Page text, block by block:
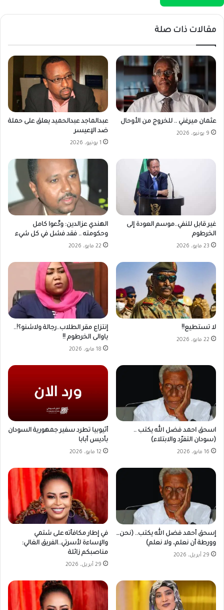
مقالات ذات صلة
عثمان ميرغني .. للخروج من الأوحال
9 يونيو، 2026
عبدالماجد عبدالحميد يعلق على حملة
ضد الإعيسر
1 يونيو، 2026
غير قابل للنفي..موسم العودة إلى
الخرطوم
23 مايو، 2026
الهندي عزالدين: ودِّعوا كامل
وحكومته .. فقد فشل في كل شيء
22 مايو، 2026
لا تستطيع!!
22 مايو، 2026
إنتزاع مقر الطلاب..رجالة ولاشنو؟!..
ياوالى الخرطوم !!
18 مايو، 2026
اسحق احمد فضل الله يكتب ..
(سودان التفرّد والابتلاء)
16 مايو، 2026
أثيوبيا تطرد سفير جمهورية السودان
بأديس أبابا
12 مايو، 2026
إسحق أحمد فضل الله يكتب.. (نحن…
وورطة أن نعلم، ولا نعلم)
29 أبريل، 2026
في إطار مكافأته على شتمي
والإساءة لأسرتي..الفريق الغالي:
مناصبكم زائلة
29 أبريل، 2026